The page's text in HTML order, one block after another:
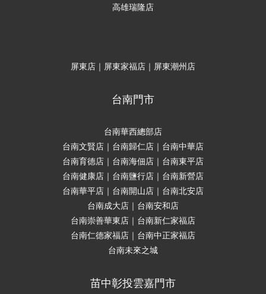
高雄瑞隆店
屏東店｜屏東家福店｜屏東潮州店
台南門市
台南華西總部店
台南文賢店｜台南歸仁店｜台南中華店
台南育德店｜台南海佃店｜台南東平店
台南健康店｜台南鹽行店｜台南新營店
台南華平店｜台南開山店｜台南北安店
台南成大店｜台南安和店
台南崇善華東店｜台南新仁家福店
台南仁德家福店｜台南中正家福店
台南未來之城
苗中彰投雲嘉門市